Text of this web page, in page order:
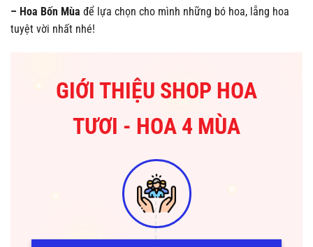
– Hoa Bốn Mùa để lựa chọn cho mình những bó hoa, lẵng hoa
tuyệt vời nhất nhé!
GIỚI THIỆU SHOP HOA
TƯƠI - HOA 4 MÙA